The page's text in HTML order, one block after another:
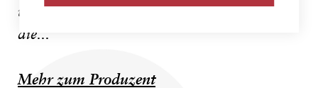
vor allem mit ihren Top-Rotweinqualitäten
die...
Mehr zum Produzent